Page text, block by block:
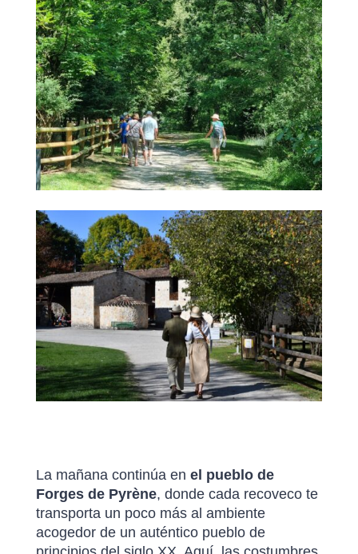
La mañana continúa en el pueblo de
Forges de Pyrène, donde cada recoveco te
transporta un poco más al ambiente
acogedor de un auténtico pueblo de